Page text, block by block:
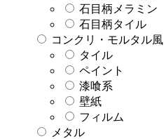
石目柄メラミン
石目柄タイル
コンクリ・モルタル風
タイル
ペイント
漆喰系
壁紙
フィルム
メタル